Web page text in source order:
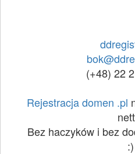
(+48) 22
Rejestracja domen .pl
Bez haczyków i bez
:)